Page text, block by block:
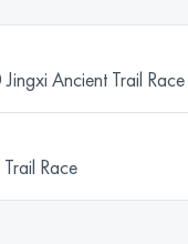
Ancient Trail Race
Race